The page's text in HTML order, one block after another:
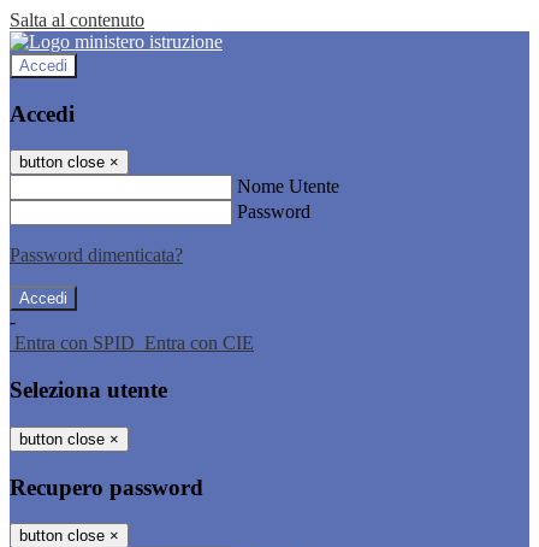
Salta al contenuto
Accedi
Accedi
button close ×
Nome Utente
Password
Password dimenticata?
-
Entra con SPID Entra con CIE
Seleziona utente
button close ×
Recupero password
button close ×